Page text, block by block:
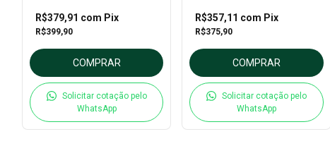
R$399,90
R$379,91 com Pix
COMPRAR
Solicitar cotação pelo
WhatsApp
R$375,90
R$357,11 com Pix
COMPRAR
Solicitar cotação pelo
WhatsApp